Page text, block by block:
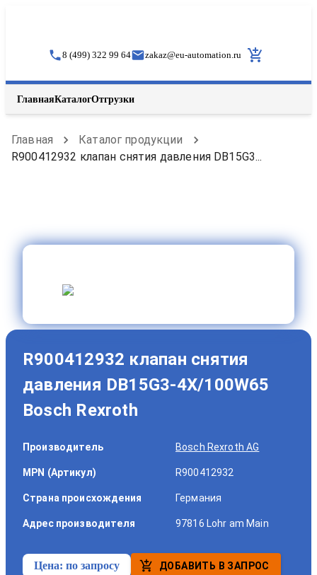
8 (499) 322 99 64 zakaz@eu-automation.ru
ГлавнаяКаталогОтгрузки
Главная
Каталог продукции
R900412932 клапан снятия давления DB15G3...
R900412932 клапан снятия
давления DB15G3-4X/100W65
Bosch Rexroth
Производитель Bosch Rexroth AG
MPN (Артикул) R900412932
Страна происхождения Германия
Адрес производителя 97816 Lohr am Main
Цена: по запросу ДОБАВИТЬ В ЗАПРОС